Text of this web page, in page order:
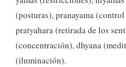
(posturas), pranayama
pratyahara (retirada de los
(concentración), dhyana
(iluminación).